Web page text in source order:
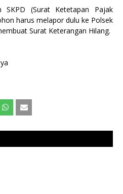
SKPD (Surat Ketetapan Pajak
harus melapor dulu ke Polsek
Surat Keterangan Hilang.